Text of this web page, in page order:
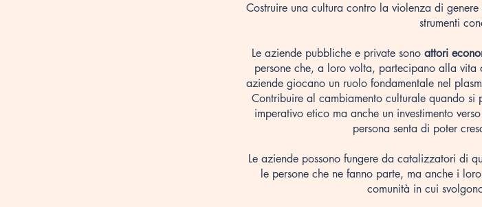
Costruire una cultura contro la violenza di
strumenti
Le aziende pubbliche e private sono attori
persone che, a loro volta, partecipano alla vita
aziende giocano un ruolo fondamentale nel
Contribuire al cambiamento culturale quando
imperativo etico ma anche un investimento
persona senta di poter
Le aziende possono fungere da catalizzatori di
le persone che ne fanno parte, ma anche i
comunità in cui